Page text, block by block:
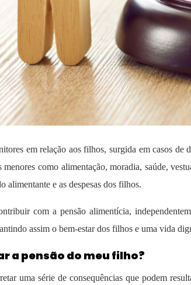
em relação aos filhos, surgida em casos de
menores como alimentação, moradia, saúde,
alimentante e as despesas dos filhos.
com a pensão alimentícia,
assim o bem-estar dos filhos e uma vida
a pensão do meu filho?
uma série de consequências que podem